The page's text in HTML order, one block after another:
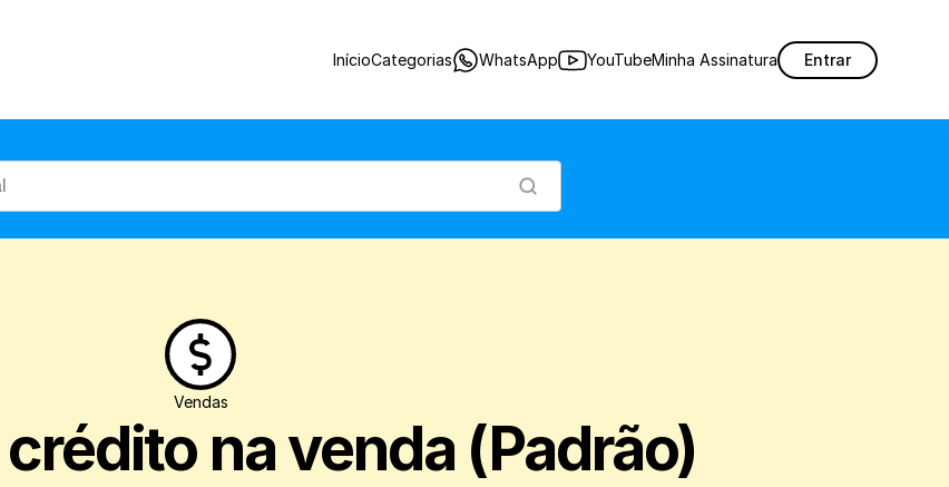
InícioCategorias WhatsApp YouTubeMinha Assinatura Entrar
Vendas
na venda (Padrão)